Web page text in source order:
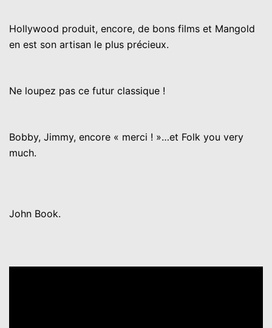
Hollywood produit, encore, de bons films et Mangold
en est son artisan le plus précieux.
Ne loupez pas ce futur classique !
Bobby, Jimmy, encore « merci ! »…et Folk you very
much.
John Book.